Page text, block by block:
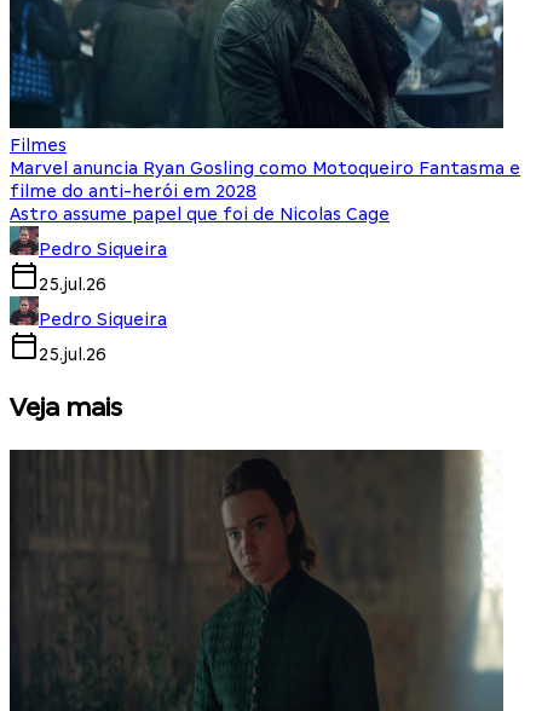
Filmes
Marvel anuncia Ryan Gosling como Motoqueiro Fantasma e
filme do anti-herói em 2028
Astro assume papel que foi de Nicolas Cage
Pedro Siqueira
25.jul.26
Pedro Siqueira
25.jul.26
Veja mais